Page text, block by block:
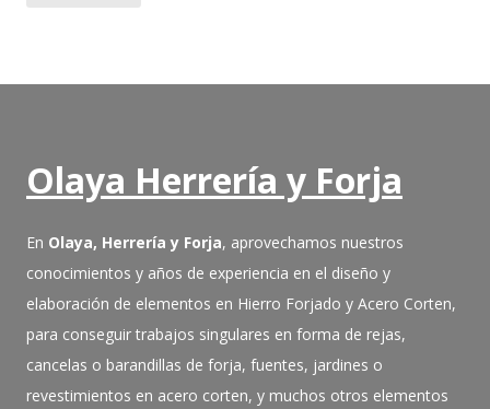
Olaya Herrería y Forja
En Olaya, Herrería y Forja, aprovechamos nuestros
conocimientos y años de experiencia en el diseño y
elaboración de elementos en Hierro Forjado y Acero Corten,
para conseguir trabajos singulares en forma de rejas,
cancelas o barandillas de forja, fuentes, jardines o
revestimientos en acero corten, y muchos otros elementos